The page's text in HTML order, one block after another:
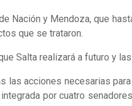
Nación y Mendoza, que
que se trataron.
Salta realizará a futuro y
las acciones necesarias
por cuatro